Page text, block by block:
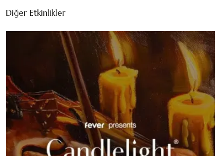
Diğer Etkinlikler